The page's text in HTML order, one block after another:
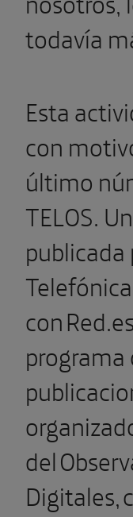
todavía
Esta
con
último
TELOS.
publicada
con
del
Digitales,